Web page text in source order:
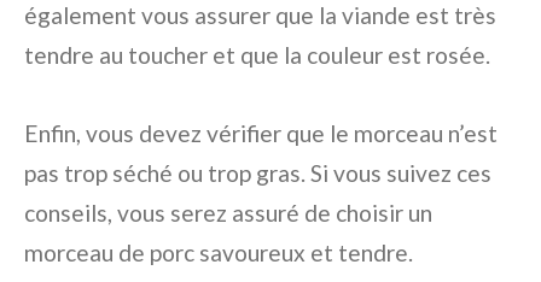
également vous assurer que la viande est très
tendre au toucher et que la couleur est rosée.
Enfin, vous devez vérifier que le morceau n’est
pas trop séché ou trop gras. Si vous suivez ces
conseils, vous serez assuré de choisir un
morceau de porc savoureux et tendre.